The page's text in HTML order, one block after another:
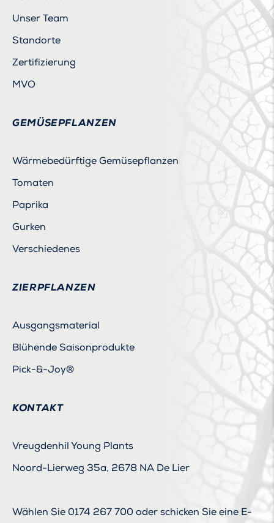
Unser Team
Standorte
Zertifizierung
MVO
GEMÜSEPFLANZEN
Wärmebedürftige Gemüsepflanzen
Tomaten
Paprika
Gurken
Verschiedenes
ZIERPFLANZEN
Ausgangsmaterial
Blühende Saisonprodukte
Pick-&-Joy®
KONTAKT
Vreugdenhil Young Plants
Noord-Lierweg 35a, 2678 NA De Lier
Wählen Sie 0174 267 700 oder schicken Sie eine E-